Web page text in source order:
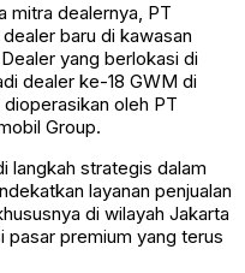
mitra dealernya, PT
baru di kawasan
yang berlokasi di
dealer ke-18 GWM di
oleh PT
Group.
langkah strategis dalam
layanan penjualan
di wilayah Jakarta
pasar premium yang terus